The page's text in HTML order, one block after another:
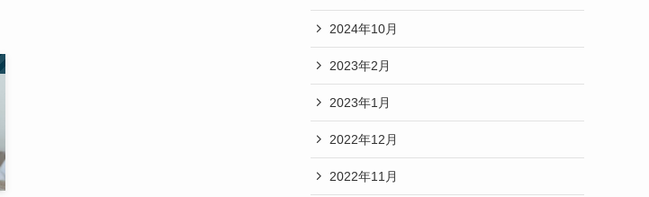
2024年10月
2023年2月
2023年1月
2022年12月
2022年11月